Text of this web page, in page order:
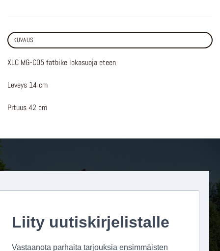
KUVAUS
XLC MG-C05 fatbike lokasuoja eteen
Leveys 14 cm
Pituus 42 cm